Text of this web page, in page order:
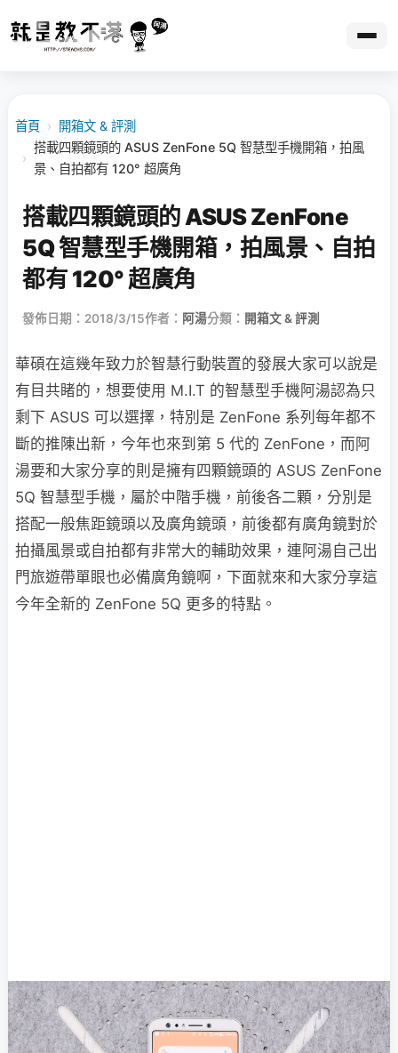
首頁 › 開箱文 & 評測
›
搭載四顆鏡頭的 ASUS ZenFone 5Q 智慧型手機開箱，拍風
景、自拍都有 120° 超廣角
搭載四顆鏡頭的 ASUS ZenFone
5Q 智慧型手機開箱，拍風景、自拍
都有 120° 超廣角
發佈日期：2018/3/15作者： 阿湯分類： 開箱文 & 評測
華碩在這幾年致力於智慧行動裝置的發展大家可以說是
有目共睹的，想要使用 M.I.T 的智慧型手機阿湯認為只
剩下 ASUS 可以選擇，特別是 ZenFone 系列每年都不
斷的推陳出新，今年也來到第 5 代的 ZenFone，而阿
湯要和大家分享的則是擁有四顆鏡頭的 ASUS ZenFone
5Q 智慧型手機，屬於中階手機，前後各二顆，分別是
搭配一般焦距鏡頭以及廣角鏡頭，前後都有廣角鏡對於
拍攝風景或自拍都有非常大的輔助效果，連阿湯自己出
門旅遊帶單眼也必備廣角鏡啊，下面就來和大家分享這
今年全新的 ZenFone 5Q 更多的特點。